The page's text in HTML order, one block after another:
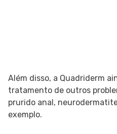
Além disso, a Quadriderm
tratamento de outros
prurido anal,
exemplo.